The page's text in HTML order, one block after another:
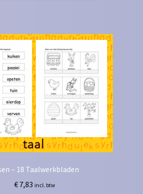
– 18 Taalwerkbladen
€7,83 incl. btw